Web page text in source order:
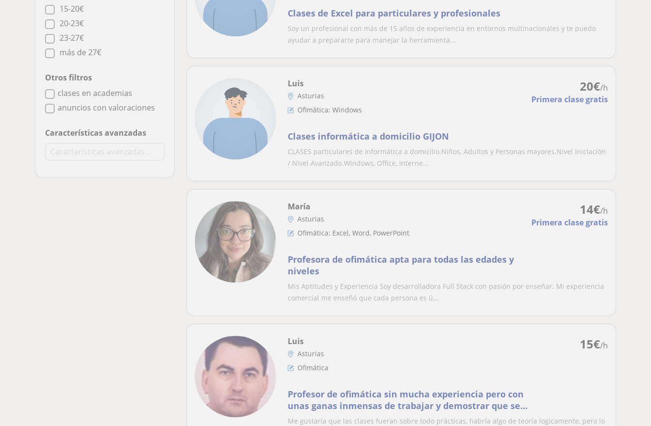
15-20€
20-23€
23-27€
más de 27€
Otros filtros
clases en academias
anuncios con valoraciones
Características avanzadas
Clases de Excel para particulares y profesionales
Soy un profesional con más de 15 años de experiencia en entornos multinacionales y te puedo
ayudar a prepararte para manejar la herramienta...
20€/h
Primera clase gratis
Luis
Asturias
Ofimática: Windows
Clases informática a domicilio GIJON
CLASES particulares de Informática a domicilio.Niños, Adultos y Personas mayores.Nivel Iniciación
/ Nivel Avanzado.Windows, Office, Interne...
14€/h
Primera clase gratis
María
Asturias
Ofimática: Excel, Word, PowerPoint
Profesora de ofimática apta para todas las edades y
niveles
Mis Aptitudes y Experiencia Soy desarrolladora Full Stack con pasión por enseñar. Mi experiencia
comercial me enseñó que cada persona es ú...
15€/h
Luis
Asturias
Ofimática
Profesor de ofimática sin mucha experiencia pero con
unas ganas inmensas de trabajar y demostrar que se
puede confiar en mi.
Me gustaría que las clases fueran sobre todo prácticas, habría algo de teoría logicamente, pero lo